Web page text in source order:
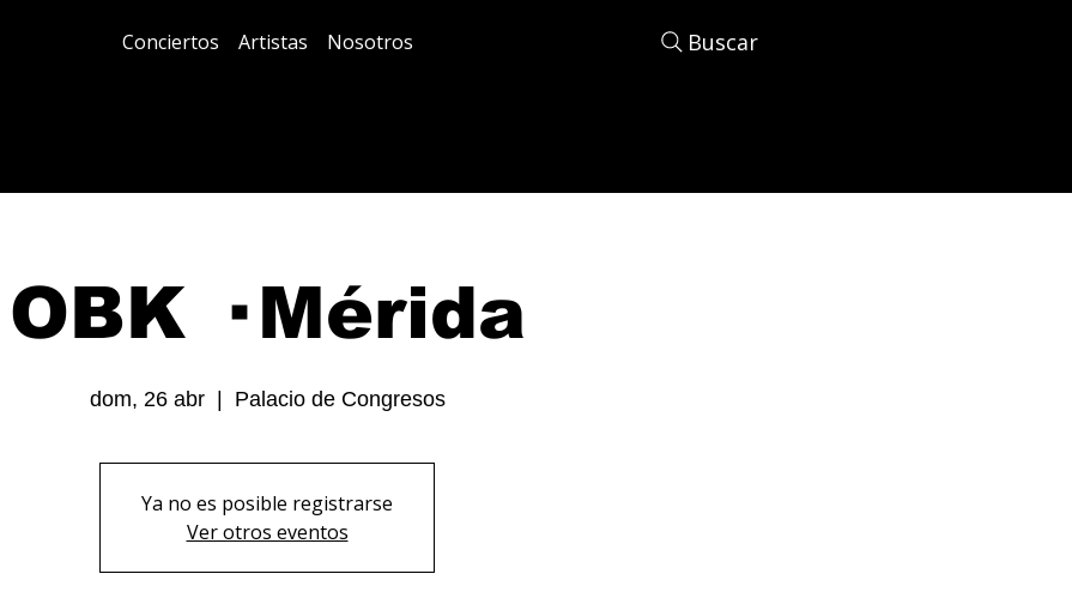
Conciertos Artistas Nosotros Buscar
OBK · Mérida
dom, 26 abr
  |
Palacio de Congresos
Ya no es posible registrarse
Ver otros eventos